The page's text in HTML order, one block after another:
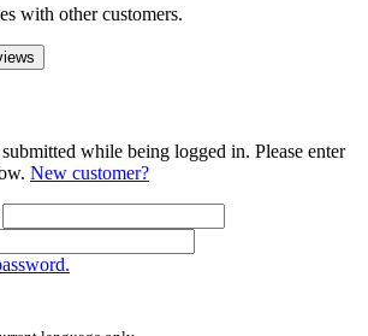
with other customers.
while being logged in. Please enter
New customer?